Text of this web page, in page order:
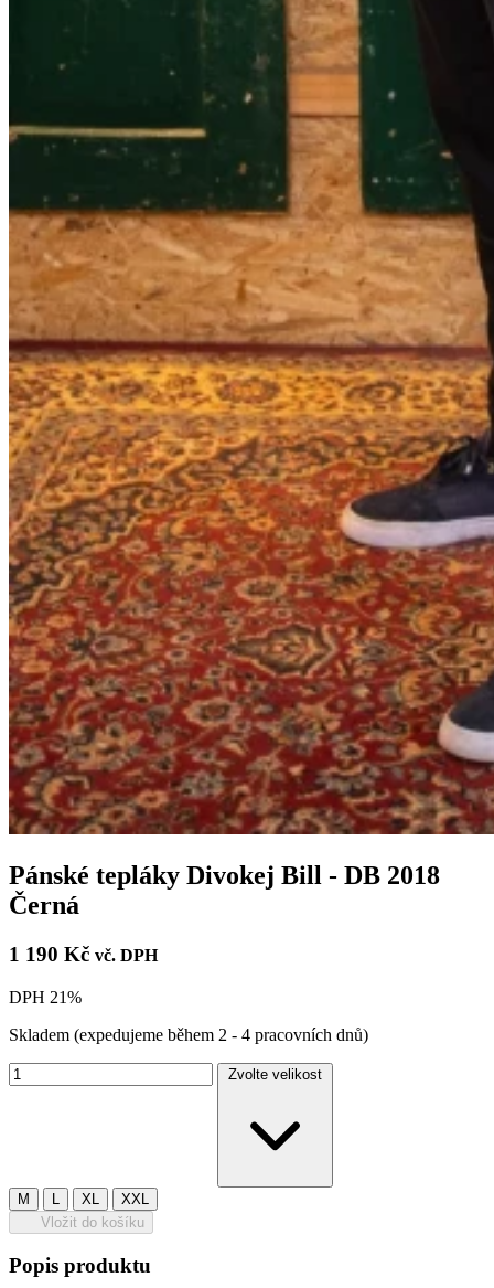
Pánské tepláky Divokej Bill - DB 2018
Černá
1 190 Kč vč. DPH
DPH 21%
Skladem (expedujeme během 2 - 4 pracovních dnů)
Zvolte velikost
M L XL
XXL
Vložit do košíku
Popis produktu